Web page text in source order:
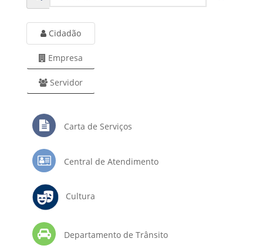
Cidadão
Empresa
Servidor
Carta de Serviços
Central de Atendimento
Cultura
Departamento de Trânsito